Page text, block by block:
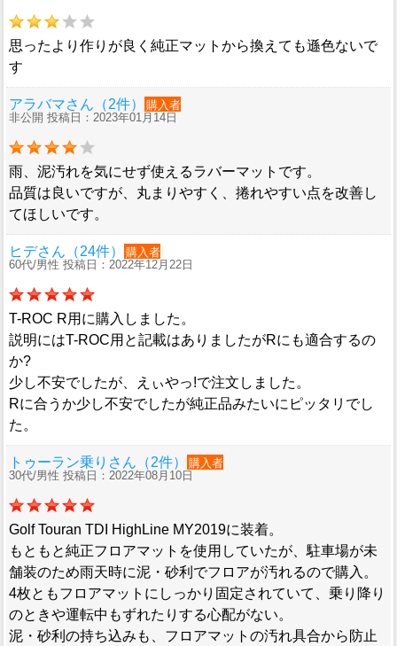
思ったより作りが良く純正マットから換えても遜色ないで
す
アラバマさん（2件）
購入者
非公開 投稿日：2023年01月14日
雨、泥汚れを気にせず使えるラバーマットです。
品質は良いですが、丸まりやすく、捲れやすい点を改善し
てほしいです。
ヒデさん（24件）
購入者
60代/男性 投稿日：2022年12月22日
T-ROC R用に購入しました。
説明にはT-ROC用と記載はありましたがRにも適合するの
か?
少し不安でしたが、えぃやっ!で注文しました。
Rに合うか少し不安でしたが純正品みたいにピッタリでし
た。
トゥーラン乗りさん（2件）
購入者
30代/男性 投稿日：2022年08月10日
Golf Touran TDI HighLine MY2019に装着。
もともと純正フロアマットを使用していたが、駐車場が未
舗装のため雨天時に泥・砂利でフロアが汚れるので購入。
4枚ともフロアマットにしっかり固定されていて、乗り降り
のときや運転中もずれたりする心配がない。
泥・砂利の持ち込みも、フロアマットの汚れ具合から防止